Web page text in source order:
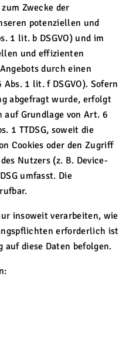
Zwecke der
potenziellen und
1 lit. b DSGVO) und im
und effizienten
durch einen
1 lit. f DSGVO). Sofern
abgefragt wurde, erfolgt
Grundlage von Art. 6
1 TTDSG, soweit die
Cookies oder den Zugriff
Nutzers (z. B. Device-
umfasst. Die
insoweit verarbeiten, wie
erforderlich ist
auf diese Daten befolgen.